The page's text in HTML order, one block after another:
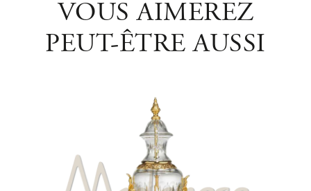
VOUS AIMEREZ
PEUT-ÊTRE AUSSI